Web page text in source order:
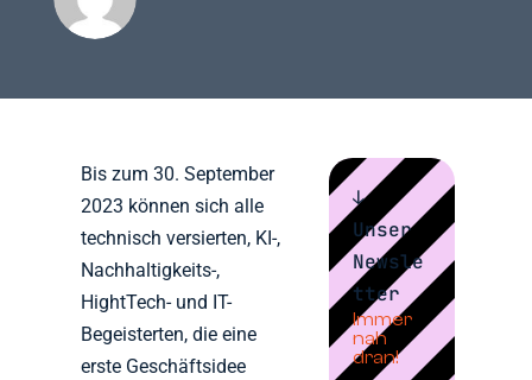
Bis zum 30. September
2023 können sich alle
technisch versierten, KI-,
Nachhaltigkeits-,
HightTech- und IT-
Begeisterten, die eine
erste Geschäftsidee
↓
Unser
Newsle
tter
Immer
nah
dran!